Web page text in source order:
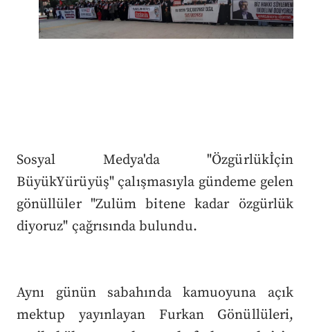
Sosyal Medya'da "Özgürlükİçin
BüyükYürüyüş" çalışmasıyla gündeme gelen
gönüllüler "Zulüm bitene kadar özgürlük
diyoruz" çağrısında bulundu.
Aynı günün sabahında kamuoyuna açık
mektup yayınlayan Furkan Gönüllüleri,